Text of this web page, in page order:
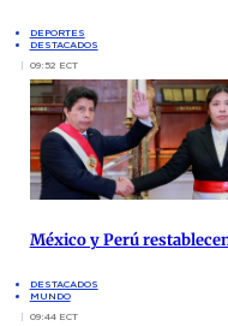
DEPORTES
DESTACADOS
09:52 ECT
México y Perú
DESTACADOS
MUNDO
09:44 ECT